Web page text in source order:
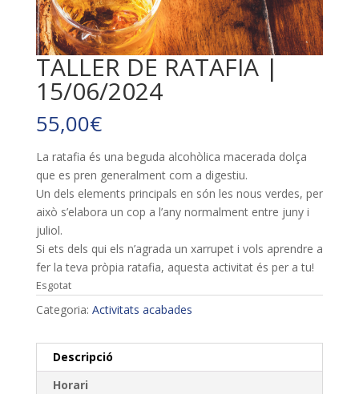
TALLER DE RATAFIA |
15/06/2024
55,00€
La ratafia és una beguda alcohòlica macerada dolça
que es pren generalment com a digestiu.
Un dels elements principals en són les nous verdes, per
això s’elabora un cop a l’any normalment entre juny i
juliol.
Si ets dels qui els n’agrada un xarrupeti vols aprendre a
fer la teva pròpia ratafia, aquesta activitat és per a tu!
Esgotat
Categoria: Activitats acabades
Descripció
Horari